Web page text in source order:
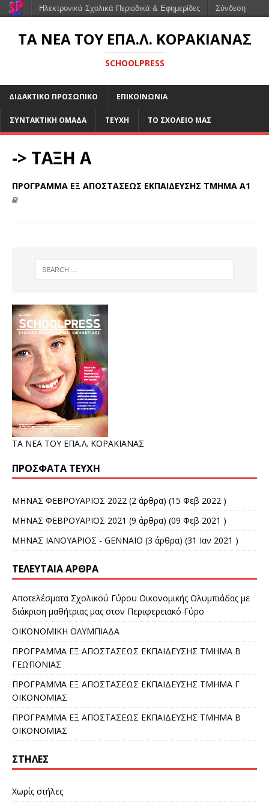
ΤΑ ΝΕΑ ΤΟΥ ΕΠΑ.Λ. ΚΟΡΑΚΙΑΝΑΣ
SCHOOLPRESS
ΔΙΔΑΚΤΙΚΟ ΠΡΟΣΩΠΙΚΟ ΕΠΙΚΟΙΝΩΝΙΑ
ΣΥΝΤΑΚΤΙΚΗ ΟΜΑΔΑ ΤΕΥΧΗ ΤΟ ΣΧΟΛΕΙΟ ΜΑΣ
-> ΤΑΞΗ Α
ΠΡΟΓΡΑΜΜΑ ΕΞ ΑΠΟΣΤΑΣΕΩΣ ΕΚΠΑΙΔΕΥΣΗΣ ΤΜΗΜΑ Α1
ΤΑ ΝΕΑ ΤΟΥ ΕΠΑ.Λ. ΚΟΡΑΚΙΑΝΑΣ
ΠΡΌΣΦΑΤΑ ΤΕΎΧΗ
ΜΗΝΑΣ ΦΕΒΡΟΥΑΡΙΟΣ 2022 (2 άρθρα) (15 Φεβ 2022 )
ΜΗΝΑΣ ΦΕΒΡΟΥΑΡΙΟΣ 2021 (9 άρθρα) (09 Φεβ 2021 )
ΜΗΝΑΣ ΙΑΝΟΥΑΡΙΟΣ - GENNAIO (3 άρθρα) (31 Ιαν 2021 )
ΤΕΛΕΥΤΑΊΑ ΆΡΘΡΑ
Αποτελέσματα Σχολικού Γύρου Οικονομικής Ολυμπιάδας με
διάκριση μαθήτριας μας στον Περιφερειακό Γύρο
ΟΙΚΟΝΟΜΙΚΗ ΟΛΥΜΠΙΑΔΑ
ΠΡΟΓΡΑΜΜΑ ΕΞ ΑΠΟΣΤΑΣΕΩΣ ΕΚΠΑΙΔΕΥΣΗΣ ΤΜΗΜΑ Β
ΓΕΩΠΟΝΙΑΣ
ΠΡΟΓΡΑΜΜΑ ΕΞ ΑΠΟΣΤΑΣΕΩΣ ΕΚΠΑΙΔΕΥΣΗΣ ΤΜΗΜΑ Γ
ΟΙΚΟΝΟΜΙΑΣ
ΠΡΟΓΡΑΜΜΑ ΕΞ ΑΠΟΣΤΑΣΕΩΣ ΕΚΠΑΙΔΕΥΣΗΣ ΤΜΗΜΑ Β
ΟΙΚΟΝΟΜΙΑΣ
ΣΤΉΛΕΣ
Χωρίς στήλες
Ηλεκτρονικά Σχολικά Περιοδικά & Εφημερίδες Σύνδεση